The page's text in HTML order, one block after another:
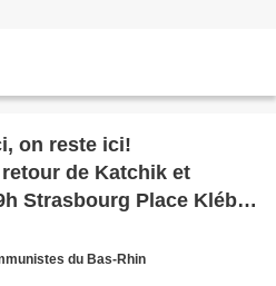
on reste ici!
de Katchik et
Strasbourg Place Kléber
du Bas-Rhin